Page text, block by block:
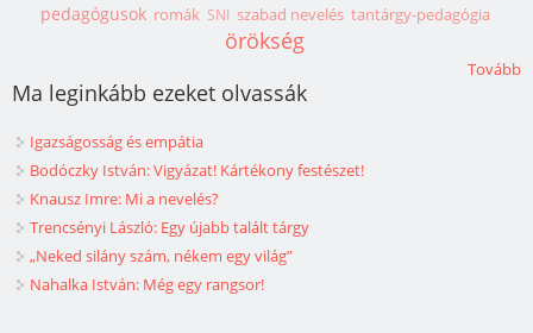
pedagógusok romák SNI szabad nevelés tantárgy-pedagógia
örökség
Tovább
Ma leginkább ezeket olvassák
Igazságosság és empátia
Bodóczky István: Vigyázat! Kártékony festészet!
Knausz Imre: Mi a nevelés?
Trencsényi László: Egy újabb talált tárgy
„Neked silány szám, nékem egy világ”
Nahalka István: Még egy rangsor!